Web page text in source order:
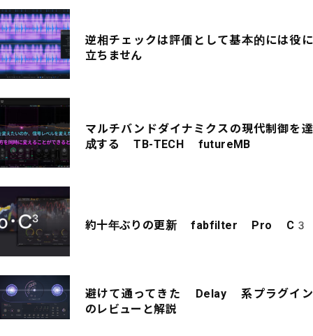
逆相チェックは評価として基本的には役に
立ちません
マルチバンドダイナミクスの現代制御を達
成する TB-TECH futureMB
約十年ぶりの更新 fabfilter Pro C3
避けて通ってきた Delay 系プラグイン
のレビューと解説